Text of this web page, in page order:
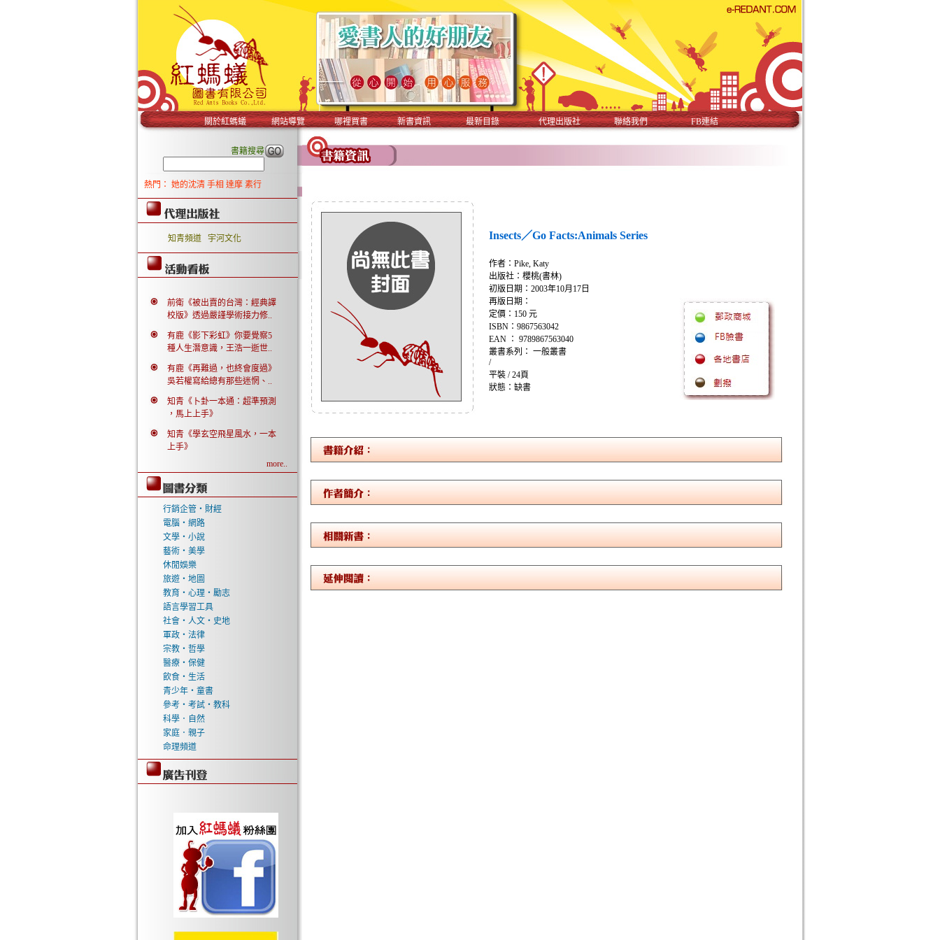
關於紅螞蟻 網站導覽 哪裡買書 新書資訊 最新目錄 代理出版社 聯絡我們 FB連結
書籍搜尋
熱門： 她的沈清 手相 達摩 素行
知青頻道 宇河文化
前衛《被出賣的台灣：經典譯
校版》透過嚴謹學術接力修..
有鹿《影下彩虹》你要覺察5
種人生潛意識，王浩一逝世..
有鹿《再難過，也終會度過》
吳若權寫給總有那些迷惘、..
知青《卜卦一本通：超準預測
，馬上上手》
知青《學玄空飛星風水，一本
上手》
more..
行銷企管‧財經
電腦‧網路
文學‧小說
藝術‧美學
休閒娛樂
旅遊‧地圖
教育‧心理‧勵志
語言學習工具
社會‧人文‧史地
軍政‧法律
宗教‧哲學
醫療‧保健
飲食‧生活
青少年‧童書
參考‧考試‧教科
科學．自然
家庭．親子
命理頻道
Insects／Go Facts:Animals Series
作者：Pike, Katy
出版社：櫻桃(書林)
初版日期：2003年10月17日
再版日期：
定價：150 元
ISBN：9867563042
EAN ： 9789867563040
叢書系列： 一般叢書
/
平裝 / 24頁
狀態：缺書